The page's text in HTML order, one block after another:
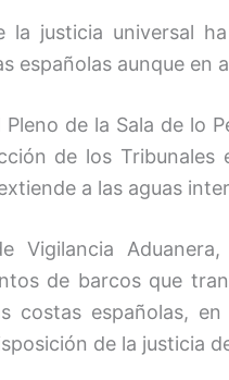
justicia universal
españolas aunque en
de la Sala de lo
de los Tribunales
a las aguas
Vigilancia
de barcos que
costas españolas,
de la justicia